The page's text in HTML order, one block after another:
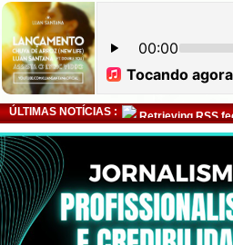
ÚLTIMAS NOTÍCIAS : Retrieving RSS